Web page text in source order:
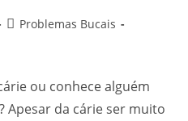
Problemas Bucais
ou conhece alguém
Apesar da cárie ser muito